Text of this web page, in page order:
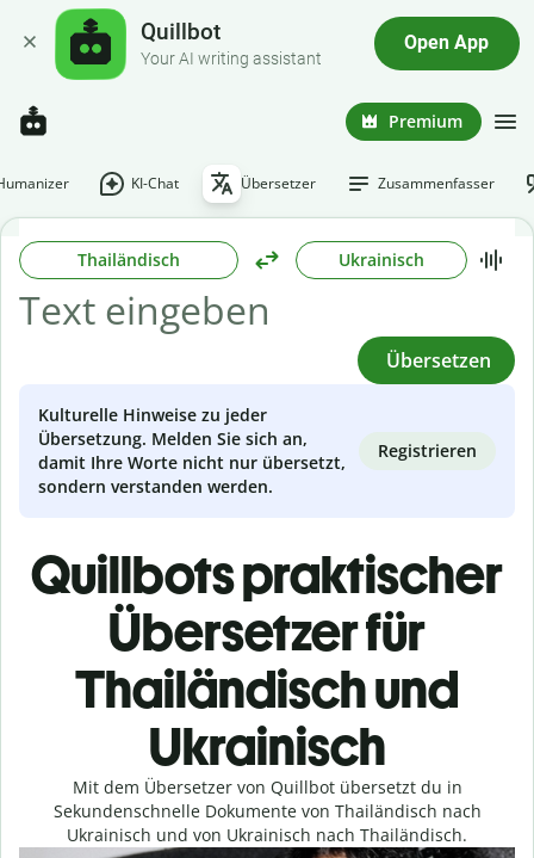
Quillbot
Your AI writing assistant
Open App
Premium
KI-Chat Übersetzer Zusammenfasser
Thailändisch Ukrainisch
Übersetzen
Kulturelle Hinweise zu jeder
Übersetzung. Melden Sie sich an,
damit Ihre Worte nicht nur übersetzt,
sondern verstanden werden.
Registrieren
Quillbots praktischer
Übersetzer für
Thailändisch und
Ukrainisch
Mit dem Übersetzer von Quillbot übersetzt du in
Sekundenschnelle Dokumente von Thailändisch nach
Ukrainisch und von Ukrainisch nach Thailändisch.